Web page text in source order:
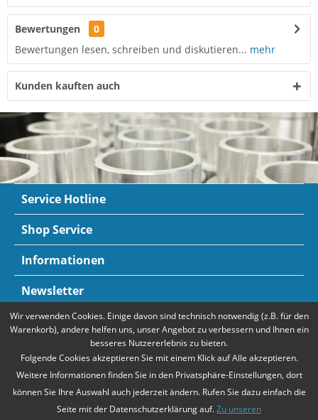
Bewertungen
0
Bewertungen lesen, schreiben und diskutieren... mehr
Kunden kauften auch
Service Hotline
Shop Service
Informationen
Newsletter
Zahlungsarten Mehr Informationen
Wir verwenden Cookies. Einige davon sind technisch notwendig (z.B. für den
Warenkorb), andere helfen uns, unser Angebot zu verbessern und Ihnen ein
besseres Nutzererlebnis zu bieten.
Folgende Cookies akzeptieren Sie mit einem Klick auf Alle akzeptieren.
Weitere Informationen finden Sie in den Privatsphäre-Einstellungen, dort
können Sie Ihre Auswahl auch jederzeit ändern. Rufen Sie dazu einfach die
Seite mit der Datenschutzerklärung auf.Zu unseren